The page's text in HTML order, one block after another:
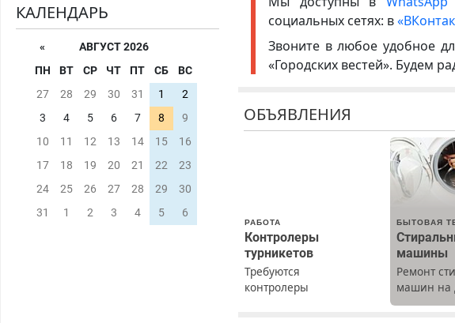
социальных сетях: в
Звоните в любое удобное
«Городских вестей». Будем
ОБЪЯВЛЕНИЯ
РАБОТА
Контролеры
турникетов
Требуются
контролеры
БЫТОВАЯ
машины
Ремонт
машин на
Выезд и
КАЛЕНДАРЬ
«
АВГУСТ 2026
ПН
ВТ СР ЧТ ПТ СБ
ВС
27
28 29 30 31 1
2
3
4 5 6 7 8
9
10
11 12 13 14 15
16
17
18 19 20 21 22
23
24
25 26 27 28 29
30
31
1 2 3 4 5 6